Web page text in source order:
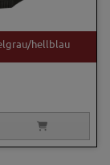
hellblau